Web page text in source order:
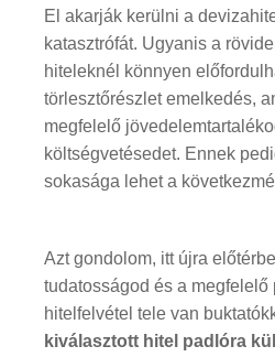
El akarják kerülni a
katasztrófát. Ugyanis a
hiteleknél könnyen
törlesztőrészlet emelkedés,
megfelelő
költségvetésedet. Ennek
sokasága lehet a
Azt gondolom, itt újra
tudatosságod és a megfelelő
hitelfelvétel tele van
kiválasztott hitel padlóra